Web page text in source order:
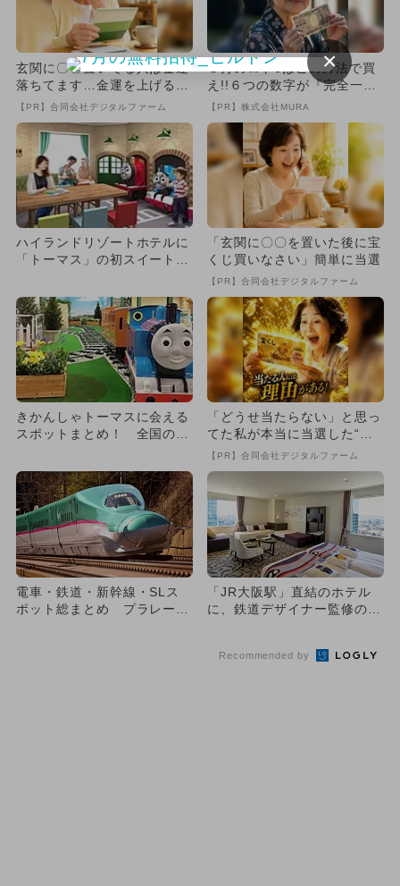
玄関に〇〇置いてる人は金運
落ちてます…金運を上げる方
法とは
【PR】合同会社デジタルファーム
８月のロト6はこの方法で買
え!!６つの数字が『完全一
致』する方法
【PR】株式会社MURA
ハイランドリゾートホテルに
「トーマス」の初スイートル
「玄関に〇〇を置いた後に宝
くじ買いなさい」簡単に当選
【PR】合同会社デジタルファーム
きかんしゃトーマスに会える
スポットまとめ！ 全国の施
「どうせ当たらない」と思っ
てた私が本当に当選した“買
い方”がこれ
【PR】合同会社デジタルファーム
電車・鉄道・新幹線・SLス
ポット総まとめ プラレール
「JR大阪駅」直結のホテル
に、鉄道デザイナー監修の
Recommended by
×